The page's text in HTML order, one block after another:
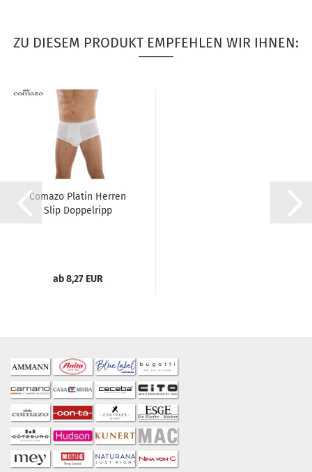
ZU DIESEM PRODUKT EMPFEHLEN WIR IHNEN:
Comazo Platin Herren
Slip Doppelripp
ab 8,27 EUR